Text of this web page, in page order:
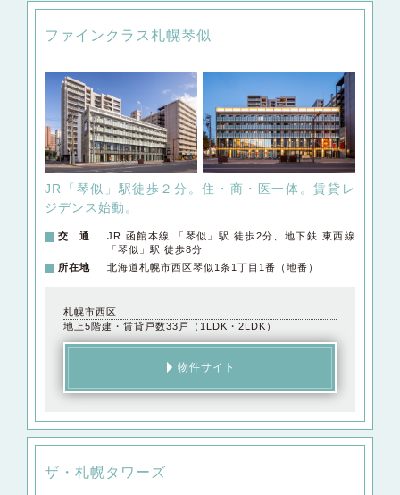
ファインクラス札幌琴似
JR「琴似」駅徒歩２分。住・商・医一体。賃貸レ
ジデンス始動。
交 通
JR 函館本線 「琴似」駅 徒歩2分、地下鉄 東⻄線
「琴似」駅 徒歩8分
所在地
北海道札幌市西区琴似1条1丁目1番（地番）
札幌市西区
地上5階建・賃貸戸数33戸（1LDK・2LDK）
物件サイト
ザ・札幌タワーズ